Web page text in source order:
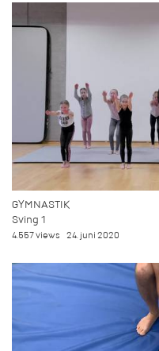
GYMNASTIK
Sving 1
4.557 views 24. juni 2020